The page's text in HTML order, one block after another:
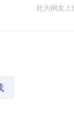
此为网友上